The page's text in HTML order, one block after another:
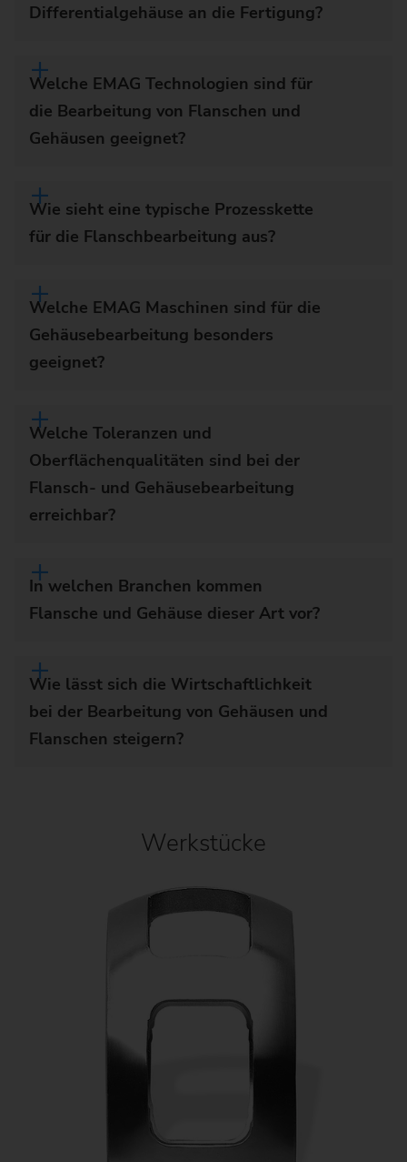
Differentialgehäuse an die Fertigung?
Welche EMAG Technologien sind für
die Bearbeitung von Flanschen und
Gehäusen geeignet?
Wie sieht eine typische Prozesskette
für die Flanschbearbeitung aus?
Welche EMAG Maschinen sind für die
Gehäusebearbeitung besonders
geeignet?
Welche Toleranzen und
Oberflächenqualitäten sind bei der
Flansch- und Gehäusebearbeitung
erreichbar?
In welchen Branchen kommen
Flansche und Gehäuse dieser Art vor?
Wie lässt sich die Wirtschaftlichkeit
bei der Bearbeitung von Gehäusen und
Flanschen steigern?
Werkstücke